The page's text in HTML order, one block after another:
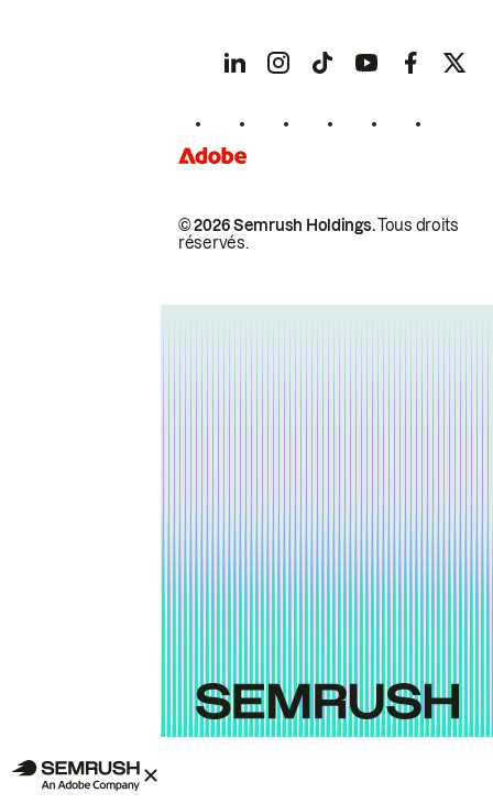
© 2026 Semrush Holdings.Tous droits
réservés.